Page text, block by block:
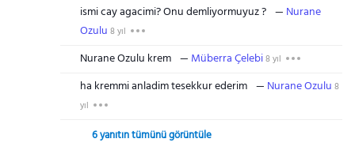
ismi cay agacimi? Onu demliyormuyuz ?
Nurane
Ozulu 8 yıl
Nurane Ozulu krem Müberra Çelebi8 yıl
ha kremmi anladim tesekkur ederim Nurane Ozulu 8
yıl
6 yanıtın tümünü görüntüle